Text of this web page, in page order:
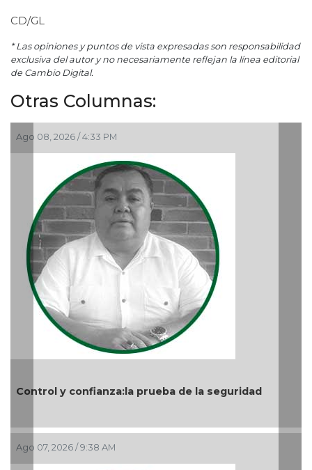
CD/GL
* Las opiniones y puntos de vista expresadas son responsabilidad
exclusiva del autor y no necesariamente reflejan la línea editorial
de Cambio Digital.
Otras Columnas:
Ago 06, 2026 / 12:48 PM
Nuevo ciclo en la UAT